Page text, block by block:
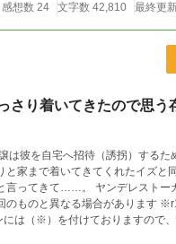
感想数 24 文字数 42,810 最終更
さり着いてきたので思う
は彼を自宅へ招待（誘拐）する
と家まで着いてきてくれたイズと
×病んでる誘い受け ※短編予定
のものと異なる場合があります
は（※）を付けておりますので